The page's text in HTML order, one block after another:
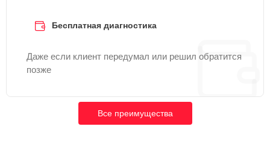
Бесплатная диагностика
Даже если клиент передумал или решил обратится
позже
Все преимущества